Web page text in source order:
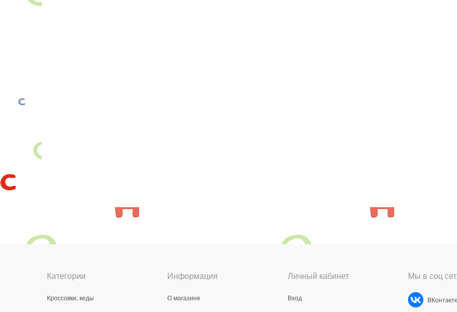
Категории
Кроссовки, кеды
Информация
О магазине
Личный кабинет
Вход
Мы в соц